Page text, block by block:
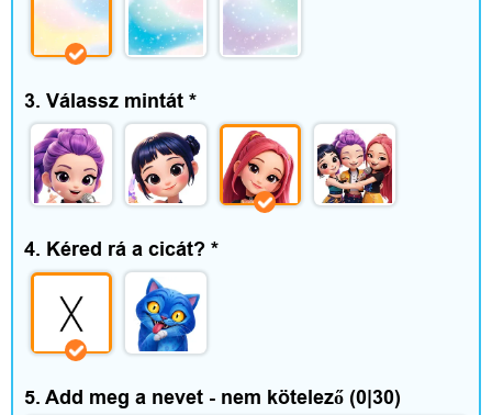
é
s
z
í
t
ő
k
O
3. Válassz mintát *
4. Kéred rá a cicát? *
5. Add meg a nevet - nem kötelező (0|30)